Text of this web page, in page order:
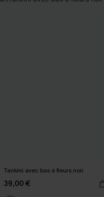
Tankini avec bas à fleurs noir
39,00 €